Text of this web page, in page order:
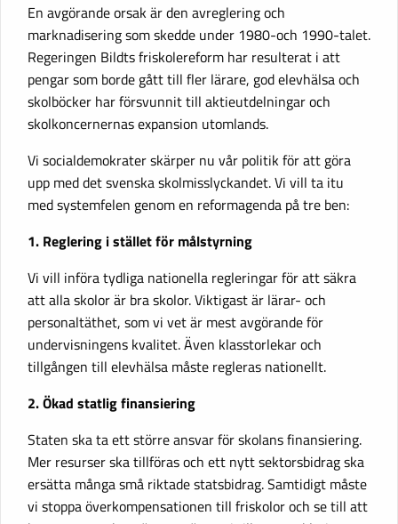
En avgörande orsak är den avreglering och
marknadisering som skedde under 1980-och 1990-talet.
Regeringen Bildts friskolereform har resulterat i att
pengar som borde gått till fler lärare, god elevhälsa och
skolböcker har försvunnit till aktieutdelningar och
skolkoncernernas expansion utomlands.
Vi socialdemokrater skärper nu vår politik för att göra
upp med det svenska skolmisslyckandet. Vi vill ta itu
med systemfelen genom en reformagenda på tre ben:
1. Reglering i stället för målstyrning
Vi vill införa tydliga nationella regleringar för att säkra
att alla skolor är bra skolor. Viktigast är lärar- och
personaltäthet, som vi vet är mest avgörande för
undervisningens kvalitet. Även klasstorlekar och
tillgången till elevhälsa måste regleras nationellt.
2. Ökad statlig finansiering
Staten ska ta ett större ansvar för skolans finansiering.
Mer resurser ska tillföras och ett nytt sektorsbidrag ska
ersätta många små riktade statsbidrag. Samtidigt måste
vi stoppa överkompensationen till friskolor och se till att